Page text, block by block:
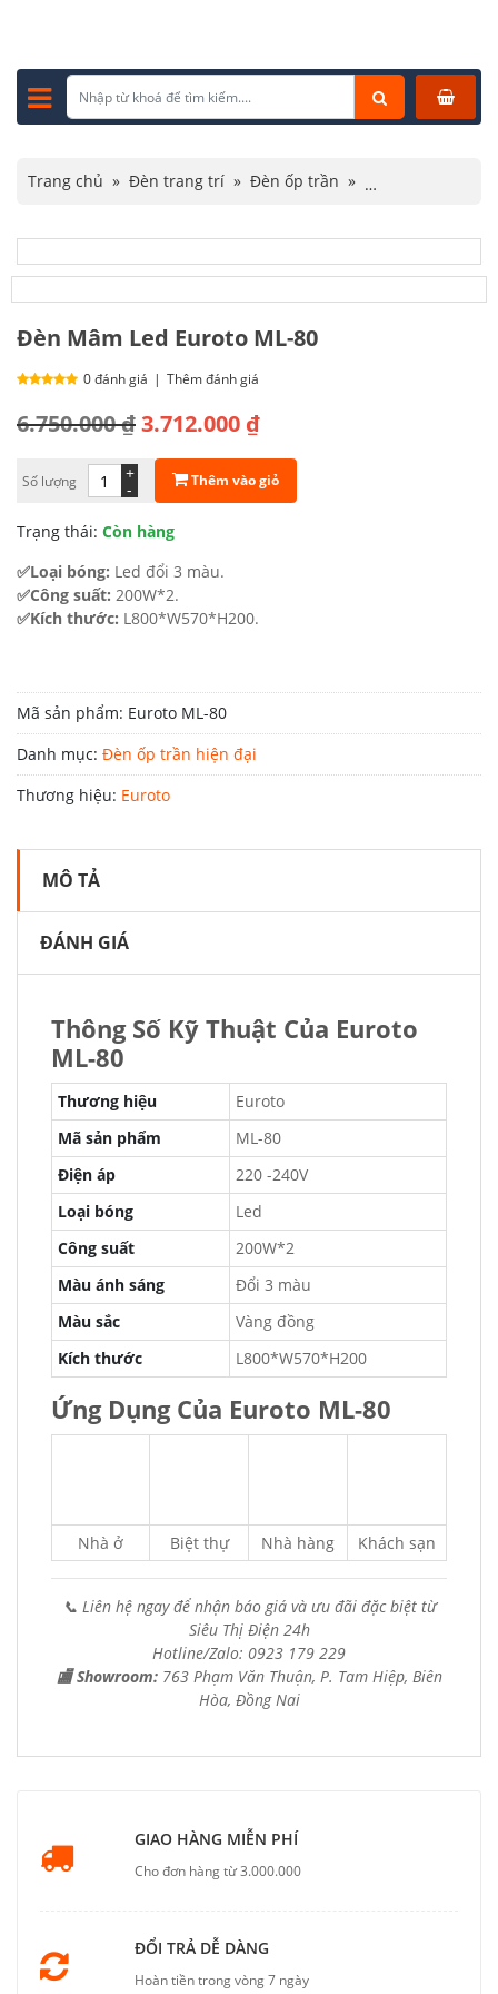
Trang chủ » Đèn trang trí » Đèn ốp trần »
Đèn Mâm Led Euroto ML-80
0 đánh giá | Thêm đánh giá
6.750.000₫
Giá
là:
6.750.000 ₫.
3.712.000 ₫
Giá
tại
là:
3.712.000 ₫.
Số lượng -
+ Thêm vào giỏ
Trạng thái: Còn hàng
✅Loại bóng: Led đổi 3 màu.
✅Công suất: 200W*2.
✅Kích thước: L800*W570*H200.
Mã sản phẩm: Euroto ML-80
Danh mục: Đèn ốp trần hiện đại
Thương hiệu: Euroto
MÔ TẢ
ĐÁNH GIÁ
Thông Số Kỹ Thuật Của Euroto
ML-80
Thương hiệu
Euroto
Mã sản phẩm
ML-80
Điện áp
220 -240V
Loại bóng
Led
Công suất
200W*2
Màu ánh sáng
Đổi 3 màu
Màu sắc
Vàng đồng
Kích thước
L800*W570*H200
Ứng Dụng Của Euroto ML-80
Nhà ở Biệt thự Nhà hàng Khách sạn
📞 Liên hệ ngay để nhận báo giá và ưu đãi đặc biệt từ
Siêu Thị Điện 24h
Hotline/Zalo: 0923 179 229
🏬 Showroom: 763 Phạm Văn Thuận, P. Tam Hiệp, Biên
Hòa, Đồng Nai
GIAO HÀNG MIỄN PHÍ
Cho đơn hàng từ 3.000.000
ĐỔI TRẢ DỄ DÀNG
Hoàn tiền trong vòng 7 ngày